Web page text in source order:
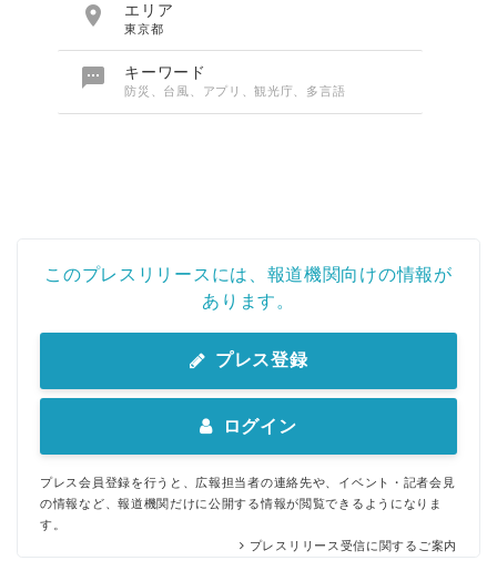
 エリア
東京都
 キーワード
防災、台風、アプリ、観光庁、多言語
このプレスリリースには、報道機関向けの情報が
あります。
プレス登録
ログイン
プレス会員登録を行うと、広報担当者の連絡先や、イベント・記者会見
の情報など、報道機関だけに公開する情報が閲覧できるようになりま
す。
プレスリリース受信に関するご案内